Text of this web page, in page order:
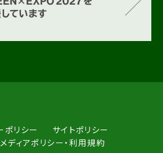
ポリシー
サイトポリシー
ディアポリシー・利用規約